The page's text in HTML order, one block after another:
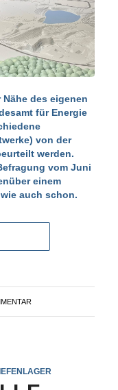
des eigenen
für Energie
von der
werden.
vom Juni
einem
auch schon.